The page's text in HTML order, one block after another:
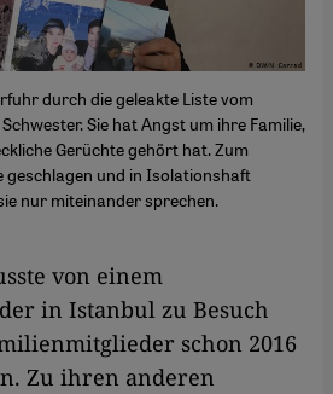
durch die geleakte Liste vom
Sie hat Angst um ihre Familie,
Gerüchte gehört hat. Zum
geschlagen und in Isolationshaft
nur miteinander sprechen.
von einem
in Istanbul zu Besuch
schon 2016
Zu ihren anderen